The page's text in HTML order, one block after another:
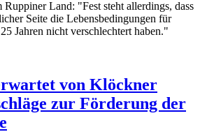
Land: "Fest steht allerdings, dass
Seite die Lebensbedingungen für
Jahren nicht verschlechtert haben."
von Klöckner
zur Förderung der